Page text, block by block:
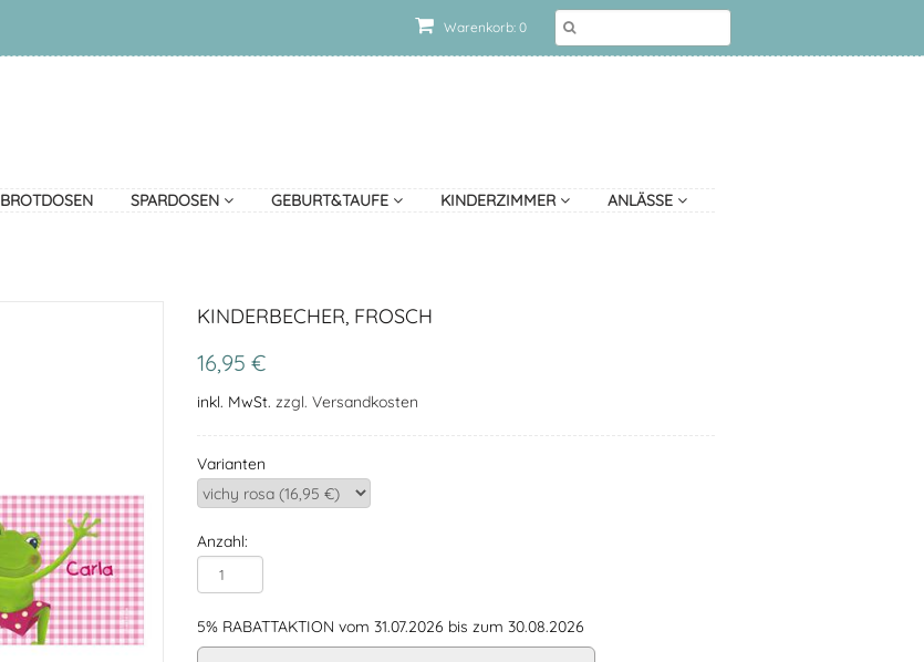
Warenkorb: 0
BROTDOSEN SPARDOSEN GEBURT&TAUFE KINDERZIMMER ANLÄSSE
KINDERBECHER, FROSCH
16,95 €
inkl. MwSt. zzgl. Versandkosten
Varianten
Anzahl:
5% RABATTAKTION vom 31.07.2026 bis zum 30.08.2026